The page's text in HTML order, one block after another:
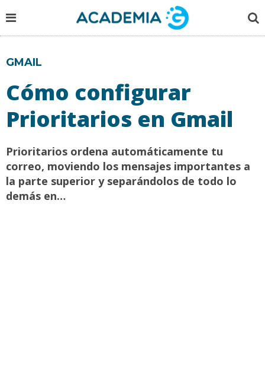
GMAIL
Cómo configurar
Prioritarios en Gmail
Prioritarios ordena automáticamente tu
correo, moviendo los mensajes importantes a
la parte superior y separándolos de todo lo
demás en…